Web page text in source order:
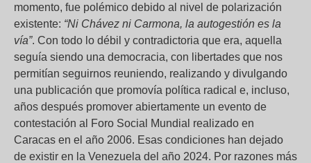
momento, fue polémico debido al nivel de polarización
existente: “Ni Chávez ni Carmona, la autogestión es la
vía”. Con todo lo débil y contradictoria que era, aquella
seguía siendo una democracia, con libertades que nos
permitían seguirnos reuniendo, realizando y divulgando
una publicación que promovía política radical e, incluso,
años después promover abiertamente un evento de
contestación al Foro Social Mundial realizado en
Caracas en el año 2006. Esas condiciones han dejado
de existir en la Venezuela del año 2024. Por razones más